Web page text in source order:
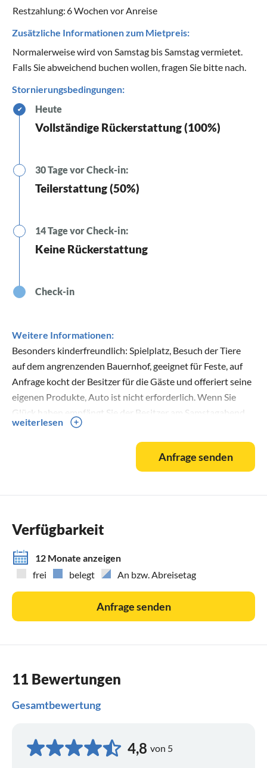
Restzahlung:6 Wochen vor Anreise
Zusätzliche Informationen zum Mietpreis:
Normalerweise wird von Samstag bis Samstag vermietet.
Falls Sie abweichend buchen wollen, fragen Sie bitte nach.
Stornierungsbedingungen:
✔ Heute
Vollständige Rückerstattung (100%)
30 Tage vor Check-in:
Teilerstattung (50%)
14 Tage vor Check-in:
Keine Rückerstattung
Check-in
Weitere Informationen:
Besonders kinderfreundlich: Spielplatz, Besuch der Tiere
auf dem angrenzenden Bauernhof, geeignet für Feste, auf
Anfrage kocht der Besitzer für die Gäste und offeriert seine
eigenen Produkte, Auto ist nicht erforderlich. Wenn Sie
Glück haben empfängt Sie der Besitzer am Samstagabend
mit einer Pizzaparty.
Der Pool ist von Anfang Mai bis Ende September geöffnet
(auf Anfrage auch früher oder später).
weiterlesen
Anfrage senden
Verfügbarkeit
12 Monate anzeigen
frei
belegt An bzw. Abreisetag
Anfrage senden
11 Bewertungen
Gesamtbewertung
4,8 von 5